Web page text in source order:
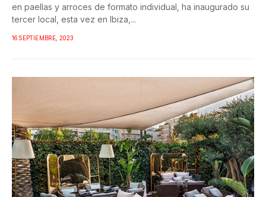
en paellas y arroces de formato individual, ha inaugurado su
tercer local, esta vez en Ibiza,...
16 SEPTIEMBRE, 2023